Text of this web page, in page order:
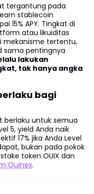
tergantung pada
stablecoin
15% APY. Tingkat di
atau likuiditas
mekanisme tertentu,
sama pentingnya
lakukan
tak hanya angka
bagi
berlaku untuk semua
5, yield Anda naik
17% jika Anda Level
bukan pada pokok
token OUIX dan
Ouinex.